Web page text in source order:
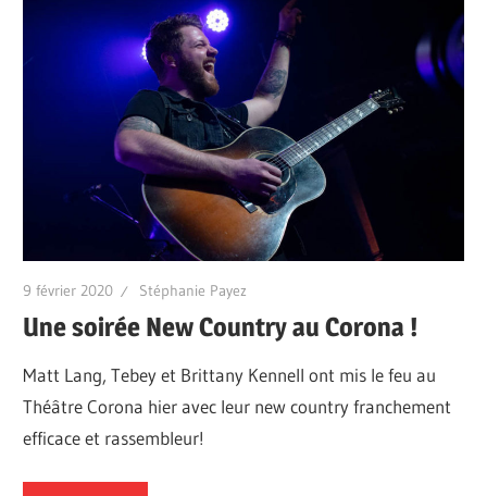
9 février 2020 Stéphanie Payez
Une soirée New Country au Corona !
Matt Lang, Tebey et Brittany Kennell ont mis le feu au
Théâtre Corona hier avec leur new country franchement
efficace et rassembleur!